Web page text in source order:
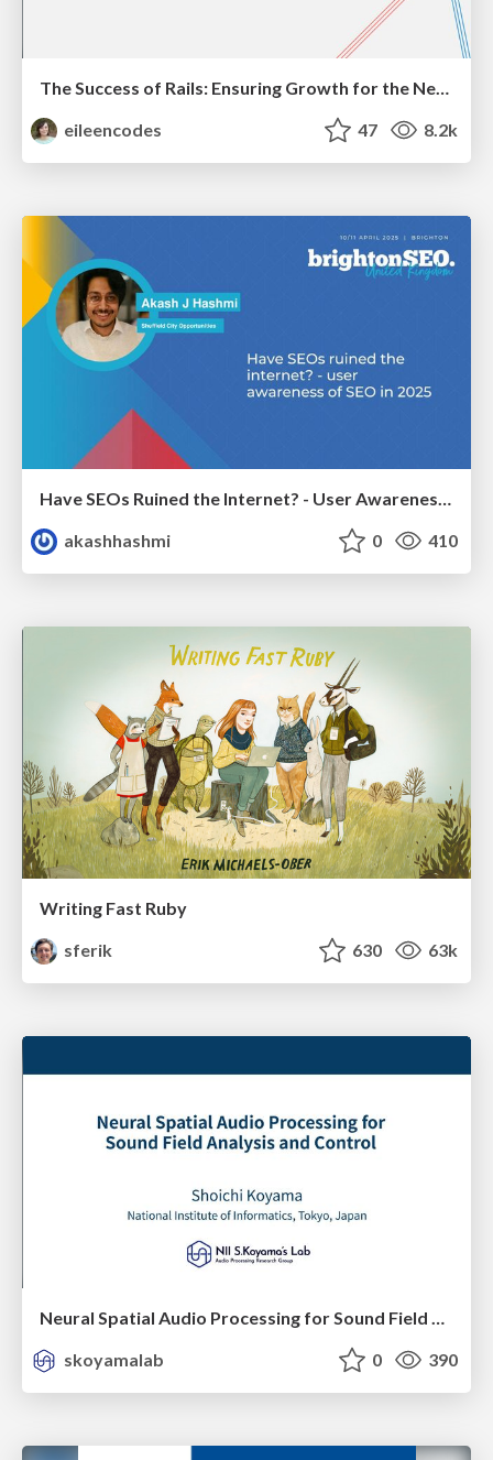
The Success of Rails: Ensuring Growth for the Next 100 Years
eileencodes
47 8.2k
akashhashmi
0 410
Writing Fast Ruby
sferik
630 63k
Neural Spatial Audio Processing for Sound Field Analysis and Control
skoyamalab
0 390